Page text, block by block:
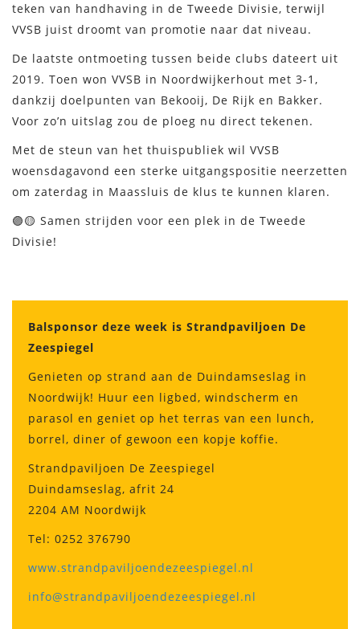
teken van handhaving in de Tweede Divisie, terwijl
VVSB juist droomt van promotie naar dat niveau.
De laatste ontmoeting tussen beide clubs dateert uit
2019. Toen won VVSB in Noordwijkerhout met 3-1,
dankzij doelpunten van Bekooij, De Rijk en Bakker.
Voor zo’n uitslag zou de ploeg nu direct tekenen.
Met de steun van het thuispubliek wil VVSB
woensdagavond een sterke uitgangspositie neerzetten
om zaterdag in Maassluis de klus te kunnen klaren.
🟣🟡 Samen strijden voor een plek in de Tweede
Divisie!
Balsponsor deze week is Strandpaviljoen De
Zeespiegel
Genieten op strand aan de Duindamseslag in
Noordwijk! Huur een ligbed, windscherm en
parasol en geniet op het terras van een lunch,
borrel, diner of gewoon een kopje koffie.
Strandpaviljoen De Zeespiegel
Duindamseslag, afrit 24
2204 AM Noordwijk
Tel: 0252 376790
www.strandpaviljoendezeespiegel.nl
info@strandpaviljoendezeespiegel.nl